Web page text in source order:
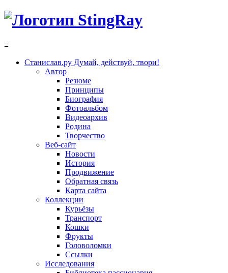
≡
Станислав.ру Думай, действуй, твори!
Автор
Резюме
Принципы
Биография
Фотоальбом
Видеоархив
Родина
Творчество
Веб-сайт
Новости
История
Продвижение
Обратная связь
Карта сайта
Коллекции
Курьёзы
Транспорт
Кошки
Фрукты
Головоломки
Ссылки
Исследования